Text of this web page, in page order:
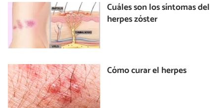
Cuáles son los síntomas del
herpes zóster
Cómo curar el herpes